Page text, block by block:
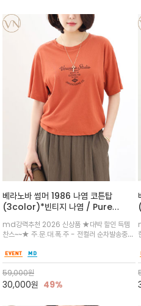
베라노바 썸머 1986 나염 코튼탑
(3color)*빈티지 나염 / Pure
Organic Cotton 100% 가볍게 입
어도 룩에 감도가 살아나는 베라노바 스
튜디오 티셔츠
md강력추천 2026 신상품 ★대박 할인 득템
찬스~~★ 주.문.대.폭.주 - 전컬러 순차발송중
유 있는 핏과 경쾌한 기장감이 자연스럽게 체형
을 커버/빈티지한 레터링 프린트가 은근한 포인
트가 되어 데님이나 린넨 팬츠와 감
59,000원
30,000원 49%